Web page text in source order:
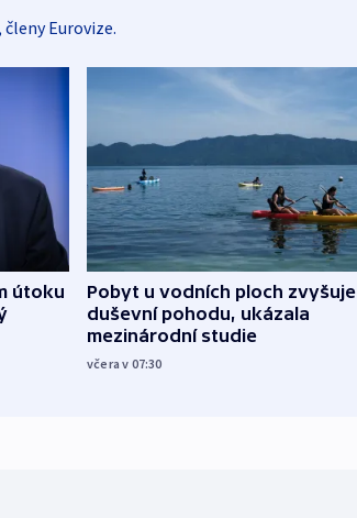
Eurovize.
útoku
Pobyt u vodních ploch zvyšuje
duševní pohodu, ukázala
mezinárodní studie
včera v 07:30